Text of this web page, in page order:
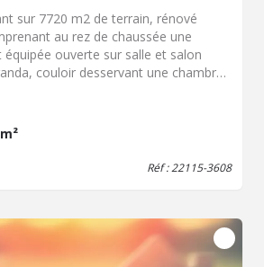
sur 7720 m2 de terrain, rénové
au rez de chaussée une
équipée ouverte sur salle et salon
couloir desservant une chambre
et wc. Garage et pièce au-dessus.
débarras/cave. Dépendance
Réf : 22115-3608